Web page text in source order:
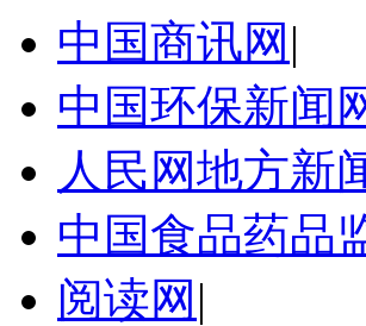
中国商讯网 |
中国环保新闻
人民网地方新
中国食品药品
阅读网 |